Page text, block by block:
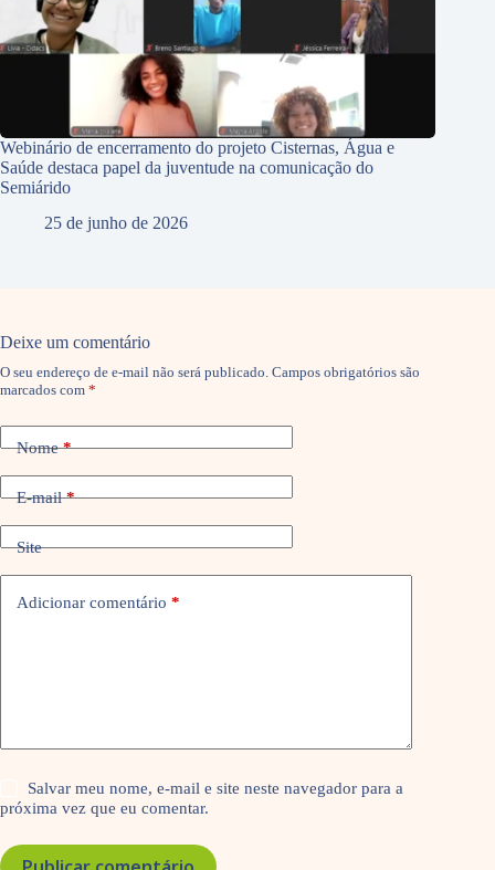
Webinário de encerramento do projeto Cisternas, Água e
Saúde destaca papel da juventude na comunicação do
Semiárido
25 de junho de 2026
Deixe um comentário
O seu endereço de e-mail não será publicado. Campos obrigatórios são
marcados com *
Nome*
E-mail*
Site
Adicionar comentário *
Salvar meu nome, e-mail e site neste navegador para a
próxima vez que eu comentar.